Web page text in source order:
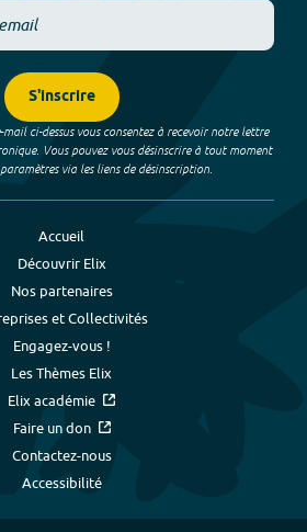
S'inscrire
ci-dessus vous consentez à recevoir notre lettre
Vous pouvez vous désinscrire à tout moment
via les liens de désinscription.
Accueil
Découvrir Elix
Nos partenaires
et Collectivités
Engagez-vous !
Les Thèmes Elix
Elix académie
Faire un don
Contactez-nous
Accessibilité